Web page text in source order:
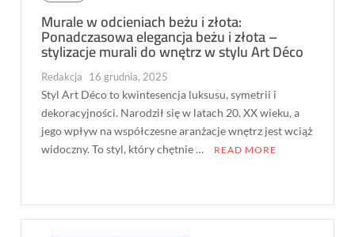
Murale w odcieniach beżu i złota:
Ponadczasowa elegancja beżu i złota –
stylizacje murali do wnętrz w stylu Art Déco
Redakcja 16 grudnia, 2025
Styl Art Déco to kwintesencja luksusu, symetrii i
dekoracyjności. Narodził się w latach 20. XX wieku, a
jego wpływ na współczesne aranżacje wnętrz jest wciąż
widoczny. To styl, który chętnie …
READ MORE